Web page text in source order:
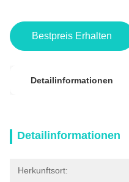
Bestpreis Erhalten
Detailinformationen
Detailinformationen
Herkunftsort: